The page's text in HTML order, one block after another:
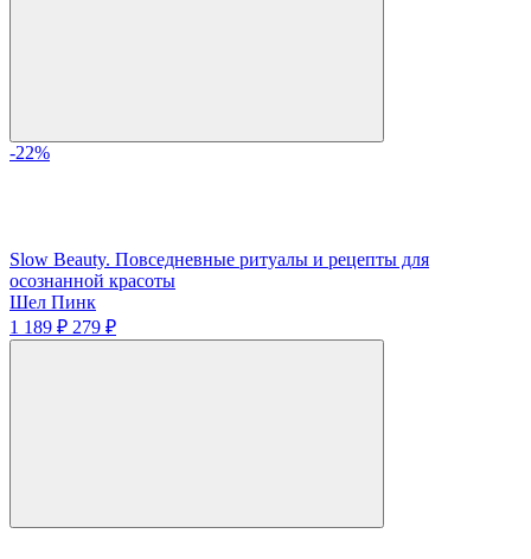
-22%
Slow Beauty. Повседневные ритуалы и рецепты для
осознанной красоты
Шел Пинк
1 189 ₽ 279 ₽